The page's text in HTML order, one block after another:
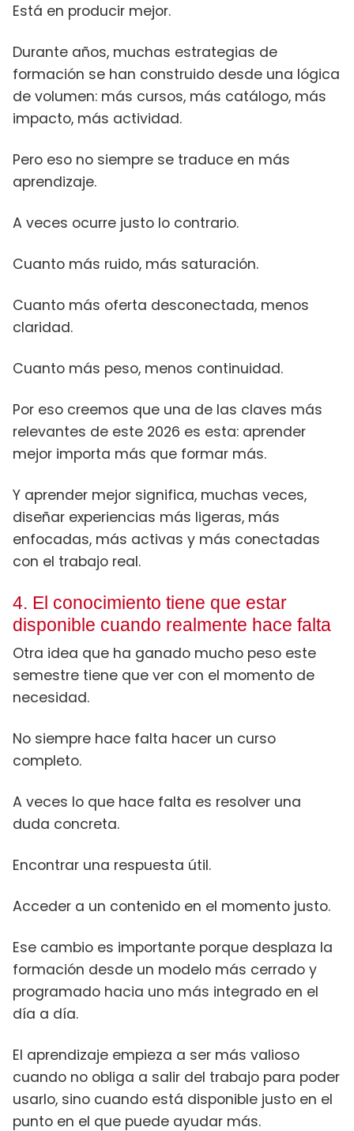
Está en producir mejor.
Durante años, muchas estrategias de
formación se han construido desde una lógica
de volumen: más cursos, más catálogo, más
impacto, más actividad.
Pero eso no siempre se traduce en más
aprendizaje.
A veces ocurre justo lo contrario.
Cuanto más ruido, más saturación.
Cuanto más oferta desconectada, menos
claridad.
Cuanto más peso, menos continuidad.
Por eso creemos que una de las claves más
relevantes de este 2026 es esta: aprender
mejor importa más que formar más.
Y aprender mejor significa, muchas veces,
diseñar experiencias más ligeras, más
enfocadas, más activas y más conectadas
con el trabajo real.
4. El conocimiento tiene que estar
disponible cuando realmente hace falta
Otra idea que ha ganado mucho peso este
semestre tiene que ver con el momento de
necesidad.
No siempre hace falta hacer un curso
completo.
A veces lo que hace falta es resolver una
duda concreta.
Encontrar una respuesta útil.
Acceder a un contenido en el momento justo.
Ese cambio es importante porque desplaza la
formación desde un modelo más cerrado y
programado hacia uno más integrado en el
día a día.
El aprendizaje empieza a ser más valioso
cuando no obliga a salir del trabajo para poder
usarlo, sino cuando está disponible justo en el
punto en el que puede ayudar más.